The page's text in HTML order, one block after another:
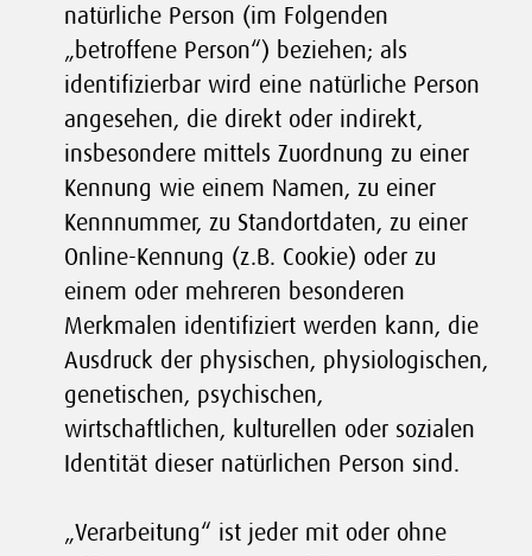
natürliche Person (im Folgenden
„betroffene Person“) beziehen; als
identifizierbar wird eine natürliche Person
angesehen, die direkt oder indirekt,
insbesondere mittels Zuordnung zu einer
Kennung wie einem Namen, zu einer
Kennnummer, zu Standortdaten, zu einer
Online-Kennung (z.B. Cookie) oder zu
einem oder mehreren besonderen
Merkmalen identifiziert werden kann, die
Ausdruck der physischen, physiologischen,
genetischen, psychischen,
wirtschaftlichen, kulturellen oder sozialen
Identität dieser natürlichen Person sind.
„Verarbeitung“ ist jeder mit oder ohne